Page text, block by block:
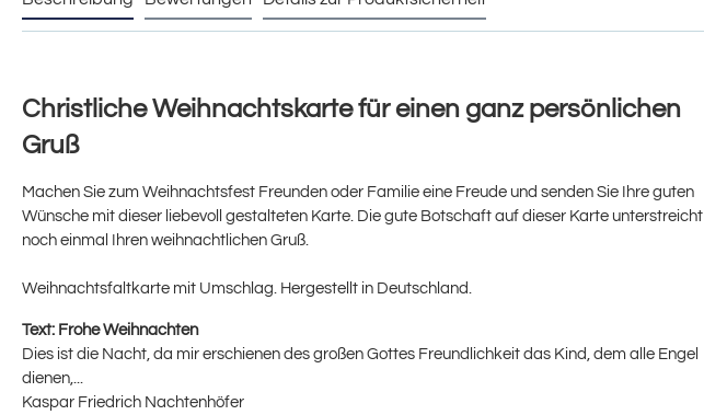
Christliche Weihnachtskarte für einen ganz persönlichen
Gruß
Machen Sie zum Weihnachtsfest Freunden oder Familie eine Freude und senden Sie Ihre guten
Wünsche mit dieser liebevoll gestalteten Karte. Die gute Botschaft auf dieser Karte unterstreicht
noch einmal Ihren weihnachtlichen Gruß.
Weihnachtsfaltkarte mit Umschlag. Hergestellt in Deutschland.
Text: Frohe Weihnachten
Dies ist die Nacht, da mir erschienen des großen Gottes Freundlichkeit das Kind, dem alle Engel
dienen,...
Kaspar Friedrich Nachtenhöfer